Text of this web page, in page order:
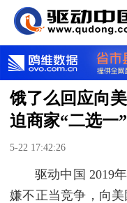
饿了么回应向
迫商家“二选一”
5-22 17:42:26
驱动中国 2019
嫌不正当竞争，向